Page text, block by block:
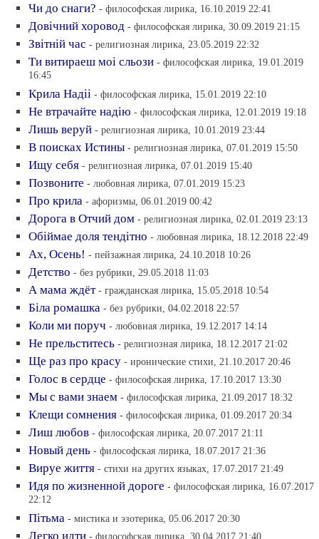
Чи до снаги? - философская лирика, 16.10.2019 22:41
Довiчний хоровод - философская лирика, 30.09.2019 21:15
Звiтнiй час - религиозная лирика, 23.05.2019 22:32
Ти витираеш моi сльози - философская лирика, 19.01.2019
16:45
Крила Надii - философская лирика, 15.01.2019 22:10
Не втрачайте надiю - философская лирика, 12.01.2019 19:18
Лишь веруй - религиозная лирика, 10.01.2019 23:44
В поисках Истины - религиозная лирика, 07.01.2019 15:50
Ищу себя - религиозная лирика, 07.01.2019 15:40
Позвоните - любовная лирика, 07.01.2019 15:23
Про крила - афоризмы, 06.01.2019 00:42
Дорога в Отчий дом - религиозная лирика, 02.01.2019 23:13
Обiймае доля тендiтно - любовная лирика, 18.12.2018 22:49
Ах, Осень! - пейзажная лирика, 24.10.2018 10:26
Детство - без рубрики, 29.05.2018 11:03
А мама ждёт - гражданская лирика, 15.05.2018 10:54
Бiла ромашка - без рубрики, 04.02.2018 22:57
Коли ми поруч - любовная лирика, 19.12.2017 14:14
Не прельститесь - религиозная лирика, 18.12.2017 21:02
Ще раз про красу - иронические стихи, 21.10.2017 20:46
Голос в сердце - философская лирика, 17.10.2017 13:30
Мы с вами знаем - философская лирика, 21.09.2017 18:32
Клещи сомнения - философская лирика, 01.09.2017 20:34
Лиш любов - философская лирика, 20.07.2017 21:11
Новый день - философская лирика, 18.07.2017 21:36
Вируе життя - стихи на других языках, 17.07.2017 21:49
Идя по жизненной дороге - философская лирика, 16.07.2017
22:12
Пiтьма - мистика и эзотерика, 05.06.2017 20:30
Легко идти - философская лирика, 30.04.2017 21:40